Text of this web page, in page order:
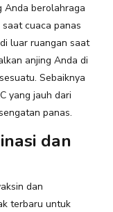
berolahraga
cuaca panas
luar ruangan saat
anjing Anda di
Sebaiknya
yang jauh dari
panas.
dan
dan
terbaru untuk